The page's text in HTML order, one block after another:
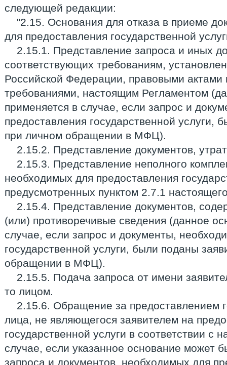
следующей редакции:
"2.15. Основания для отказа в приеме
для предоставления государственной
2.15.1. Представление запроса и иных
соответствующих требованиям,
Российской Федерации, правовыми
требованиями, настоящим Регламентом
применяется в случае, если запрос и
предоставления государственной услуги,
при личном обращении в МФЦ).
2.15.2. Представление документов,
2.15.3. Представление неполного
необходимых для предоставления
предусмотренных пунктом 2.7.1
2.15.4. Представление документов,
(или) противоречивые сведения (данное
случае, если запрос и документы,
государственной услуги, были поданы
обращении в МФЦ).
2.15.5. Подача запроса от имени
то лицом.
2.15.6. Обращение за предоставлением
лица, не являющегося заявителем на
государственной услуги в соответствии с
случае, если указанное основание может
запроса и документов, необходимых для